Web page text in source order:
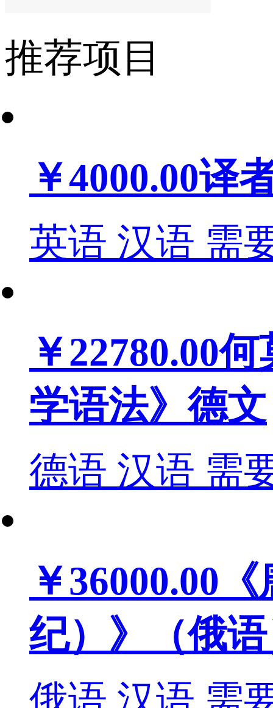
推荐项目
￥4000.00译
英语 汉语 需
￥22780.00何
学语法》德文
德语 汉语 需
￥36000.00
纪）》（俄